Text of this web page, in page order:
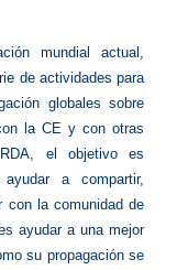
mundial actual,
de actividades para
globales sobre
la CE y con otras
el objetivo es
a compartir,
con la comunidad de
ayudar a una mejor
su propagación se